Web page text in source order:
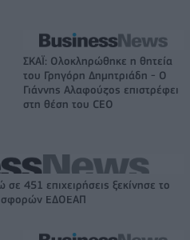
ΣΚΑΪ: Ολοκληρώθηκε η θητεία
του Γρηγόρη Δημητριάδη - Ο
Γιάννης Αλαφούζος επιστρέφει
στη θέση του CEO
451 επιχειρήσεις ξεκίνησε το
ΕΔΟΕΑΠ